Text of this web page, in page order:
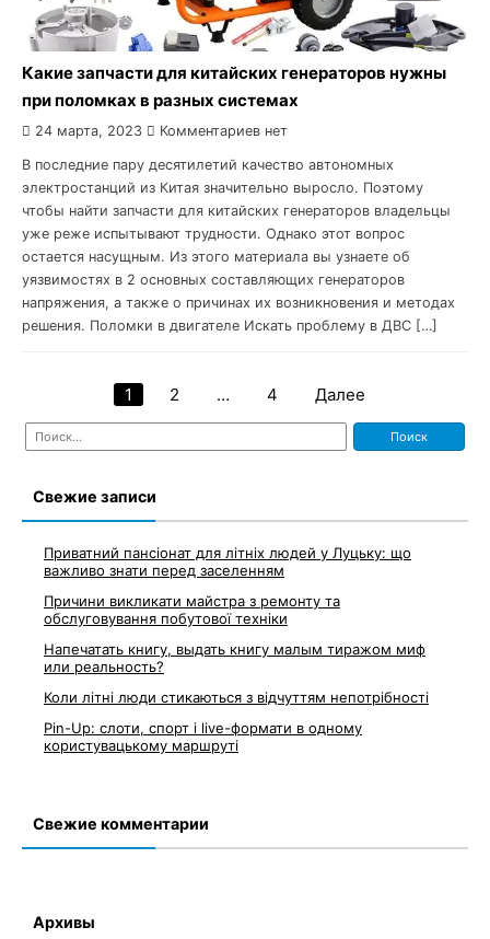
Какие запчасти для китайских генераторов нужны
при поломках в разных системах
24 марта, 2023 Комментариев нет
В последние пару десятилетий качество автономных
электростанций из Китая значительно выросло. Поэтому
чтобы найти запчасти для китайских генераторов владельцы
уже реже испытывают трудности. Однако этот вопрос
остается насущным. Из этого материала вы узнаете об
уязвимостях в 2 основных составляющих генераторов
напряжения, а также о причинах их возникновения и методах
решения. Поломки в двигателе Искать проблему в ДВС […]
Навигация
по
1 2 … 4 Далее
Найти:
Свежие записи
Приватний пансіонат для літніх людей у Луцьку: що
важливо знати перед заселенням
Причини викликати майстра з ремонту та
обслуговування побутової техніки
Напечатать книгу, выдать книгу малым тиражом миф
или реальность?
Коли літні люди стикаються з відчуттям непотрібності
Pin-Up: слоти, спорт і live-формати в одному
користувацькому маршруті
Свежие комментарии
Архивы